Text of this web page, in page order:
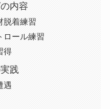
内容
脱着練習
ロール練習
得
践
遇